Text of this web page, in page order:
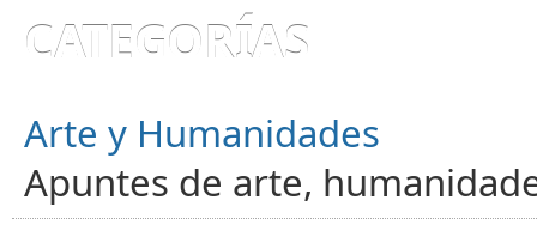
CATEGORÍAS
Arte y Humanidades
Apuntes de arte,